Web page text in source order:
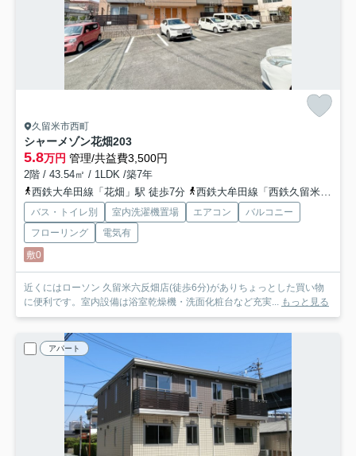
久留米市西町
シャーメゾン花畑203
5.8万円 管理/共益費3,500円
2階 / 43.54㎡ / 1LDK /築7年
西鉄大牟田線「花畑」駅 徒歩7分
西鉄大牟田線「西鉄久留米」駅 徒歩13分
バス・トイレ別 室内洗濯機置場 エアコン
バルコニー
フローリング
電気有
敷0
近くにはローソン 久留米六反畑店(徒歩6分)がありちょっとした買い物
に便利です。室内設備は浴室乾燥機・洗面化粧台など充実...
もっと見る
アパート